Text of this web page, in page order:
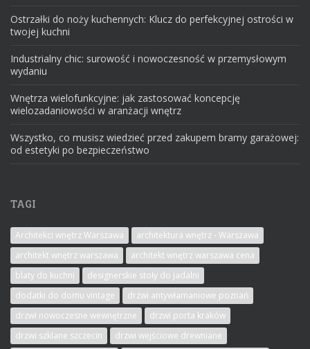
Ostrzałki do noży kuchennych: Klucz do perfekcyjnej ostrości w
twojej kuchni
Industrialny chic: surowość i nowoczesność w przemysłowym
wydaniu
Wnętrza wielofunkcyjne: jak zastosować koncepcję
wielozadaniowości w aranżacji wnętrz
Wszystko, co musisz wiedzieć przed zakupem bramy garażowej:
od estetyki po bezpieczeństwo
TAGI
Architekci wnętrz Warszawa
architektura wnętrz - Warszawa
architekt wnętrz warszawa
architekt wnętrz warszawa cena
blaty do kuchni
designerskie stoły do jadalni
dodatki do domu vintage
drzwi antywłamaniowe poznań
drzwi nowoczesne wewnętrzne
drzwi porta kraków
drzwi szklane szczecin
drzwi wejściowe drewniane